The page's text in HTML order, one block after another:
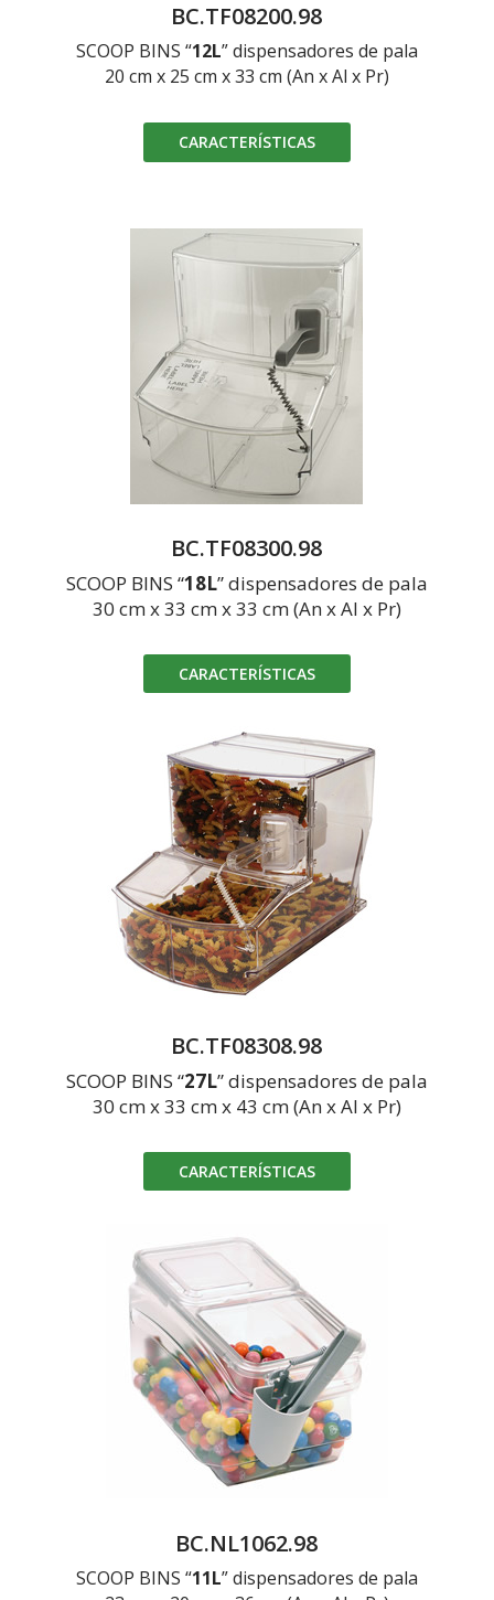
BC.TF08200.98
SCOOP BINS “12L” dispensadores de pala
20 cm x 25 cm x 33 cm (An x Al x Pr)
CARACTERÍSTICAS
BC.TF08300.98
SCOOP BINS “18L” dispensadores de pala
30 cm x 33 cm x 33 cm (An x Al x Pr)
CARACTERÍSTICAS
BC.TF08308.98
SCOOP BINS “27L” dispensadores de pala
30 cm x 33 cm x 43 cm (An x Al x Pr)
CARACTERÍSTICAS
BC.NL1062.98
SCOOP BINS “11L” dispensadores de pala